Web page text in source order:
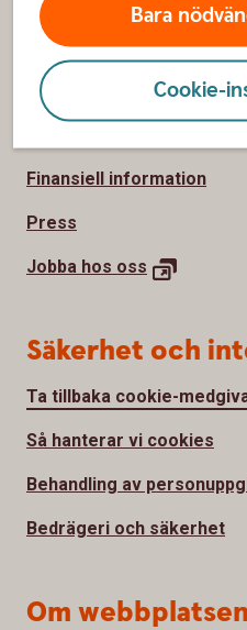
Bara
Cookie-
Om oss
Om Sparbanken Skåne
Finansiell information
Press
Jobba hos oss
Säkerhet och
Ta tillbaka cookie-
Så hanterar vi cookies
Behandling av
Bedrägeri och säkerhet
Om webbplatsen